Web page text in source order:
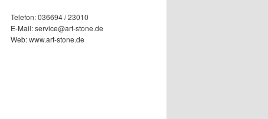
Telefon: 036694 / 23010
E-Mail: service@art-stone.de
Web: www.art-stone.de